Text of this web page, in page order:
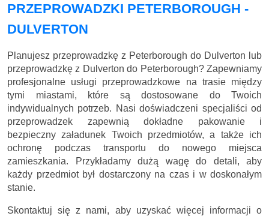
PRZEPROWADZKI PETERBOROUGH -
DULVERTON
Planujesz przeprowadzkę z Peterborough do Dulverton lub
przeprowadzkę z Dulverton do Peterborough? Zapewniamy
profesjonalne usługi przeprowadzkowe na trasie między
tymi miastami, które są dostosowane do Twoich
indywidualnych potrzeb. Nasi doświadczeni specjaliści od
przeprowadzek zapewnią dokładne pakowanie i
bezpieczny załadunek Twoich przedmiotów, a także ich
ochronę podczas transportu do nowego miejsca
zamieszkania. Przykładamy dużą wagę do detali, aby
każdy przedmiot był dostarczony na czas i w doskonałym
stanie.
Skontaktuj się z nami, aby uzyskać więcej informacji o